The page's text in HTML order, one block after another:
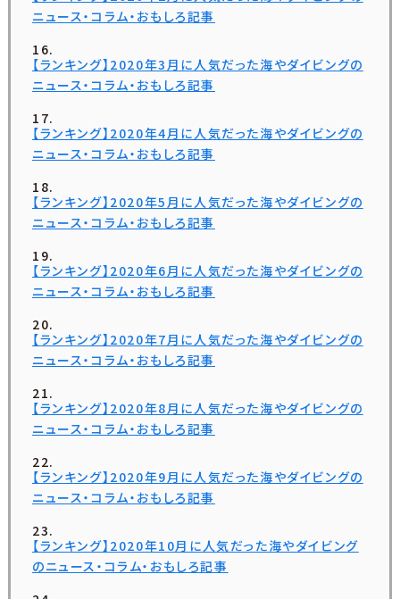
ニュース・コラム・おもしろ記事
【ランキング】2020年3月に人気だった海やダイビングの
ニュース・コラム・おもしろ記事
【ランキング】2020年4月に人気だった海やダイビングの
ニュース・コラム・おもしろ記事
【ランキング】2020年5月に人気だった海やダイビングの
ニュース・コラム・おもしろ記事
【ランキング】2020年6月に人気だった海やダイビングの
ニュース・コラム・おもしろ記事
【ランキング】2020年7月に人気だった海やダイビングの
ニュース・コラム・おもしろ記事
【ランキング】2020年8月に人気だった海やダイビングの
ニュース・コラム・おもしろ記事
【ランキング】2020年9月に人気だった海やダイビングの
ニュース・コラム・おもしろ記事
【ランキング】2020年10月に人気だった海やダイビング
のニュース・コラム・おもしろ記事